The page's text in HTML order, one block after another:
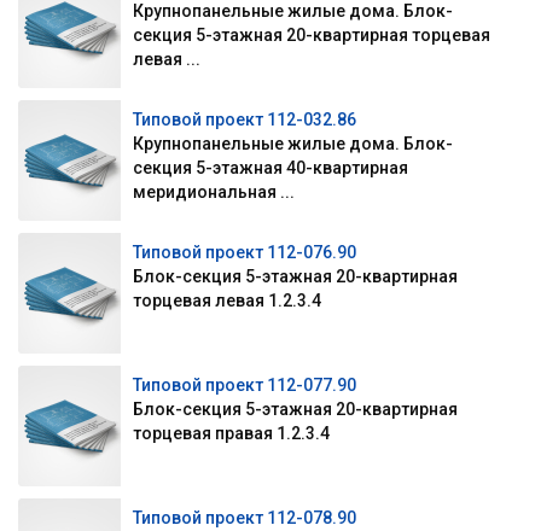
Крупнопанельные жилые дома. Блок-
секция 5-этажная 20-квартирная торцевая
левая ...
Типовой проект 112-032.86
Крупнопанельные жилые дома. Блок-
секция 5-этажная 40-квартирная
меридиональная ...
Типовой проект 112-076.90
Блок-секция 5-этажная 20-квартирная
торцевая левая 1.2.3.4
Типовой проект 112-077.90
Блок-секция 5-этажная 20-квартирная
торцевая правая 1.2.3.4
Типовой проект 112-078.90